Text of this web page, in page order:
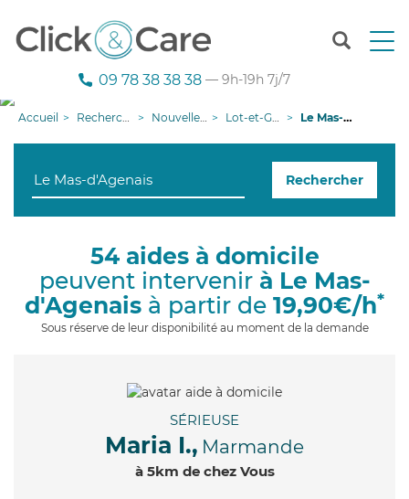
T
n
g
o
09 78 38 38 38 — 9h-19h 7j/7
Accueil Recherche aide à domicile Nouvelle-Aquitaine Lot-et-Garonne Le Mas-d'Agenais
Rechercher
54 aides à domicile
peuvent intervenir à Le Mas-
d'Agenais à partir de 19,90€/h*
Sous réserve de leur disponibilité au moment de la demande
SÉRIEUSE
Maria I., Marmande
à 5km de chez Vous